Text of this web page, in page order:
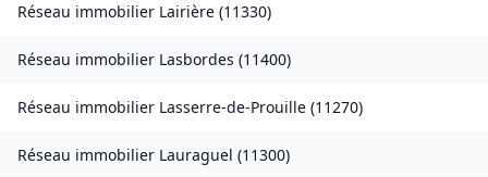
Réseau immobilier Lairière (11330)
Réseau immobilier Lasbordes (11400)
Réseau immobilier Lasserre-de-Prouille (11270)
Réseau immobilier Lauraguel (11300)